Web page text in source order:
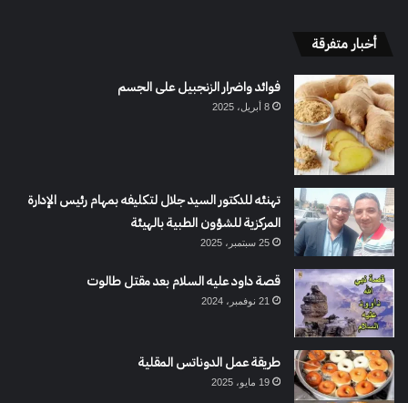
أخبار متفرقة
فوائد واضرار الزنجبيل على الجسم
8 أبريل، 2025
تهنئه للدكتور السيد جلال لتكليفه بمهام رئيس الإدارة
المركزية للشؤون الطبية بالهيئة
25 سبتمبر، 2025
قصة داود عليه السلام بعد مقتل طالوت
21 نوفمبر، 2024
طريقة عمل الدوناتس المقلية
19 مايو، 2025